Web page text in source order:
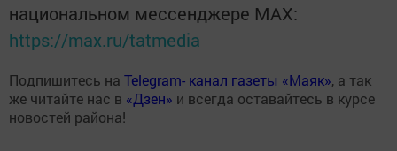
национальном мессенджере MАХ:
https://max.ru/tatmedia
Подпишитесь на Telegram- канал газеты «Маяк», а так
же читайте нас в «Дзен» и всегда оставайтесь в курсе
новостей района!